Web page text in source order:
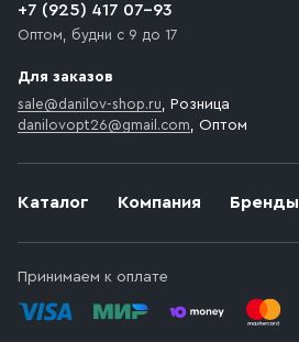
Каталог Компания Бренды
Принимаем к оплате
+7 (925) 417 07-93
Оптом, будни с 9 до 17
Для заказов
sale@danilov-shop.ru, Розница
danilovopt26@gmail.com, Оптом